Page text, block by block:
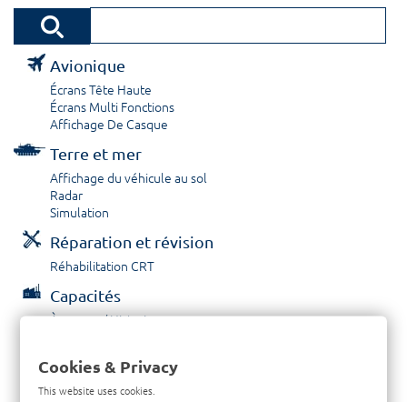
Avionique
Écrans Tête Haute
Écrans Multi Fonctions
Affichage De Casque
Terre et mer
Affichage du véhicule au sol
Radar
Simulation
Réparation et révision
Réhabilitation CRT
Capacités
À propos / Historique
Contactez nous
Cookies & Privacy
This website uses cookies.